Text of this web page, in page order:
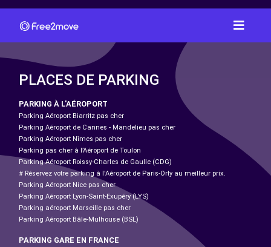
PLACES DE PARKING
PARKING À L'AÉROPORT
Parking Aéroport Biarritz pas cher
Parking Aéroport de Cannes - Mandelieu pas cher
Parking Aéroport Nîmes pas cher
Parking pas cher à l’Aéroport de Toulon
Parking Aéroport Roissy-Charles de Gaulle (CDG)
# Réservez votre parking à l'Aéroport de Paris-Orly au meilleur prix.
Parking Aéroport Nice pas cher
Parking Aéroport Lyon-Saint-Exupéry (LYS)
Parking aéroport Marseille pas cher
Parking Aéroport Bâle-Mulhouse (BSL)
PARKING GARE EN FRANCE